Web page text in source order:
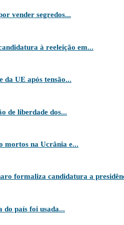
vender segredos...
à reeleição em...
da UE após tensão...
de liberdade dos...
mortos na Ucrânia e...
formaliza candidatura a
do país foi usada...